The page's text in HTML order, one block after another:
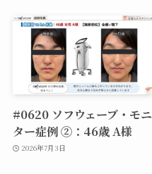
#0620 ソフウェーブ・モニ
ター症例 ②：46歳 A様
2026年7月3日